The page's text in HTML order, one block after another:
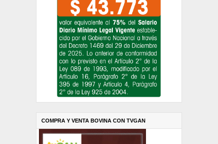
COMPRA Y VENTA BOVINA CON TVGAN